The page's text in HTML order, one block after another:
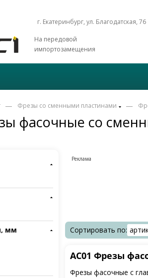
г. Екатеринбург, ул. Благодатская, 76
На передовой
импортозамещения
фасочные со
— Фрезы со сменными пластинами —
Реклама
Сортировать по:
AC01 Фрезы
Фрезы фасочные с
мм